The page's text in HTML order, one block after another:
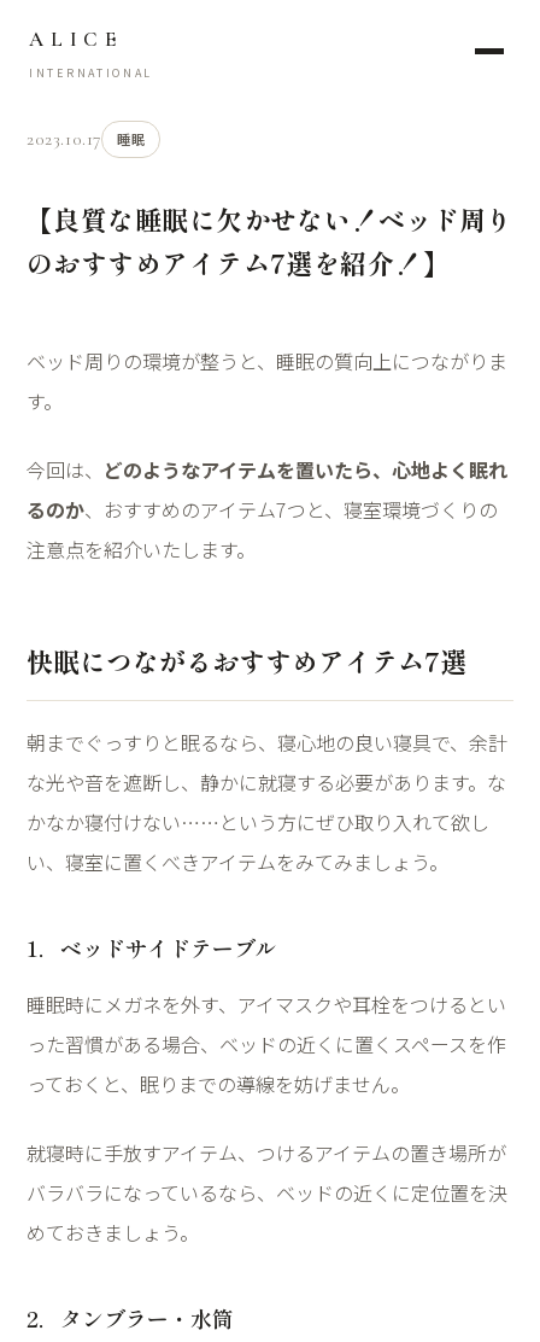
ALICE
INTERNATIONAL
2023.10.17 睡眠
【良質な睡眠に欠かせない！ベッド周り
のおすすめアイテム7選を紹介！】
ベッド周りの環境が整うと、睡眠の質向上につながりま
す。
今回は、 どのようなアイテムを置いたら、心地よく眠れ
るのか、おすすめのアイテム7つと、寝室環境づくりの
注意点を紹介いたします。
快眠につながるおすすめアイテム7選
朝までぐっすりと眠るなら、寝心地の良い寝具で、余計
な光や音を遮断し、静かに就寝する必要があります。な
かなか寝付けない…… という方にぜひ取り入れて欲し
い、寝室に置くべきアイテムをみてみましょう。
1．ベッドサイドテーブル
睡眠時にメガネを外す、アイマスクや耳栓をつけるとい
った習慣がある場合、ベッドの近くに置くスペースを作
っておくと、眠りまでの導線を妨げません。
就寝時に手放すアイテム、つけるアイテムの置き場所が
バラバラになっているなら、ベッドの近くに定位置を決
めておきましょう。
2．タンブラー・水筒